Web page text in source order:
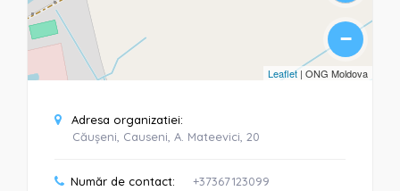
−
Leaflet | ONG Moldova
Adresa organizatiei:
Căușeni, Causeni, A. Mateevici, 20
Număr de contact: +37367123099